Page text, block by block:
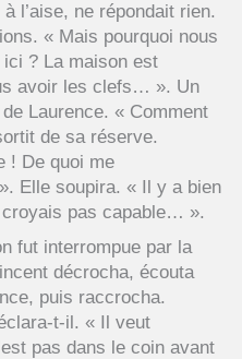
l’aise, ne répondait rien.
« Mais pourquoi nous
? La maison est
avoir les clefs… ». Un
Laurence. « Comment
de sa réserve.
! De quoi me
Elle soupira. « Il y a bien
pas capable… ».
fut interrompue par la
décrocha, écouta
puis raccrocha.
t-il. « Il veut
pas dans le coin avant